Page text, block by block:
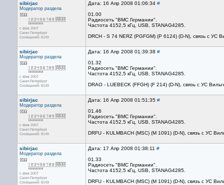
sibirjac
Модератор раздела
с фев 2007
Санкт-Петербург
Сообщений: 8149
Дата: 16 Апр 2008 01:06:34 #
01.00
Радиосеть "ВМС Германии".
Частота 4152,5 кГц, USB, STANAG4285.
DRCH - S 74 NERZ (PGFGM) (P 6124) (D-N), связь с УС
sibirjac
Модератор раздела
с фев 2007
Санкт-Петербург
Сообщений: 8149
Дата: 16 Апр 2008 01:39:38 #
01.32
Радиосеть "ВМС Германии".
Частота 4152,5 кГц, USB, STANAG4285.
DRAO - LUEBECK (FFGH) (F 214) (D-N), связь с УС
sibirjac
Модератор раздела
с фев 2007
Санкт-Петербург
Сообщений: 8149
Дата: 16 Апр 2008 01:51:35 #
01.46
Радиосеть "ВМС Германии".
Частота 4152,5 кГц, USB, STANAG4285.
DRFU - KULMBACH (MSC) (M 1091) (D-N), связь с УС
sibirjac
Модератор раздела
с фев 2007
Санкт-Петербург
Сообщений: 8149
Дата: 17 Апр 2008 01:38:11 #
01.33
Радиосеть "ВМС Германии".
Частота 4152,5 кГц, USB, STANAG4285.
DRFU - KULMBACH (MSC) (M 1091) (D-N), связь с УС